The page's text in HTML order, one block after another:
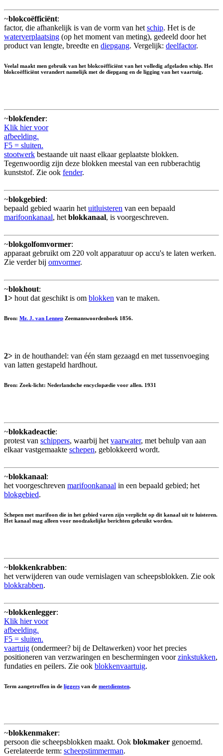
~blokcoëfficiënt:
factor, die afhankelijk is van de vorm van hetschip. Het is de
waterverplaatsing (op het moment van meting), gedeeld door het
product van lengte, breedte en diepgang. Vergelijk: deelfactor.
Veelal maakt men gebruik van het blokcoëfficiënt van het volledig afgeladen schip. Het
blokcoëfficiënt verandert namelijk met de diepgang en de ligging van het vaartuig.
~blokfender:
Klik hier voor
afbeelding.
F5 = sluiten.
stootwerk bestaande uit naast elkaar geplaatste blokken.
Tegenwoordig zijn deze blokken meestal van een rubberachtig
kunststof. Zie ook fender.
~blokgebied:
bepaald gebied waarin het uitluisteren van een bepaald
marifoonkanaal, het blokkanaal, is voorgeschreven.
~blokgolfomvormer:
apparaat gebruikt om 220 volt apparatuur op accu's te laten werken.
Zie verder bij omvormer.
~blokhout:
1> hout dat geschikt is om blokken van te maken.
Bron: Mr. J. van Lennep Zeemanswoordenboek 1856.
2> in de houthandel: van één stam gezaagd en met tussenvoeging
van latten gestapeld hardhout.
Bron: Zoek-licht: Nederlandsche encyclopædie voor allen. 1931
~blokkadeactie:
protest van schippers, waarbij het vaarwater, met behulp van aan
elkaar vastgemaakte schepen, geblokkeerd wordt.
~blokkanaal:
het voorgeschreven marifoonkanaal in een bepaald gebied; het
blokgebied.
Schepen met marifoon die in het gebied varen zijn verplicht op dit kanaal uit te luisteren.
Het kanaal mag alleen voor noodzakelijke berichten gebruikt worden.
~blokkenkrabben:
het verwijderen van oude vernislagen van scheepsblokken. Zie ook
blokkrabben.
~blokkenlegger:
Klik hier voor
afbeelding.
F5 = sluiten.
vaartuig (ondermeer? bij de Deltawerken) voor het precies
positioneren van verzwaringen en beschermingen voorzinkstukken,
fundaties en peilers. Zie ook blokkenvaartuig.
Term aangetroffen in de liggers van de meetdiensten.
~blokkenmaker:
persoon die scheepsblokken maakt. Ook blokmaker genoemd.
Gerelateerde term: scheepstimmerman.